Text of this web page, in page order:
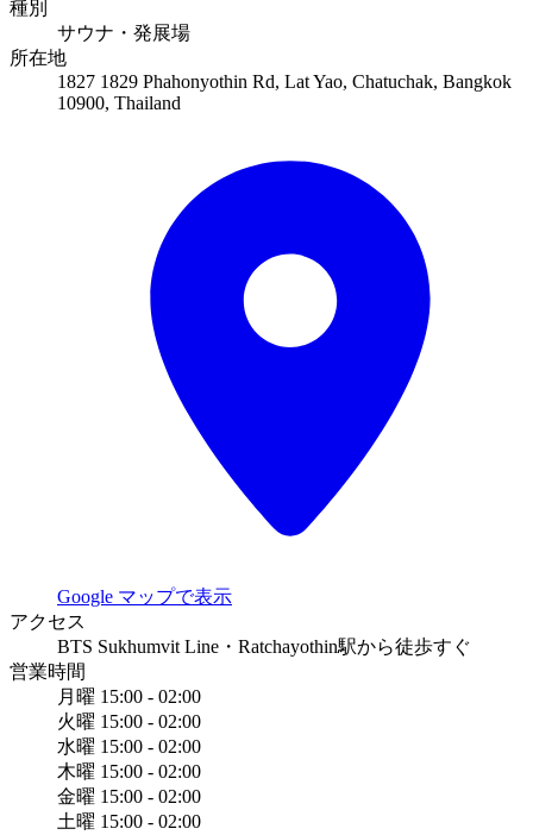
種別
サウナ・発展場
所在地
1827 1829 Phahonyothin Rd, Lat Yao, Chatuchak, Bangkok
10900, Thailand
Google マップで表示
アクセス
BTS Sukhumvit Line・Ratchayothin駅から徒歩すぐ
営業時間
月曜 15:00 - 02:00
火曜 15:00 - 02:00
水曜 15:00 - 02:00
木曜 15:00 - 02:00
金曜 15:00 - 02:00
土曜 15:00 - 02:00